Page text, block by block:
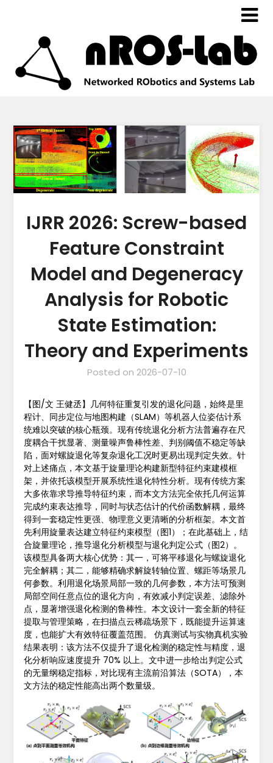
IJRR 2026: Screw-based
Feature Constraint
Model and Degeneracy
Analysis for Robotic
State Estimation:
Theory and Experiments
Posted on 2026-07-10
【图/文 王健丞】几何特征重复引发的退化问题，始终是里
程计、同步定位与地图构建（SLAM）等机器人位姿估计系
统难以突破的核心瓶颈。现有传统退化分析方法普遍存在尺
度耦合干扰显著、测量噪声鲁棒性差、判别阈值不稳定等缺
陷，面对螺旋退化等复杂退化工况时更易出现判定失效。针
对上述痛点，本文基于旋量理论构建新型特征约束建模框
架，并依托该模型开展系统性退化特性分析。现有传统方案
大多依靠求导推导特征约束，而本文方法完全依托几何运算
完成约束表达推导，同时与状态估计的代价函数解耦，最终
得到一套稳定性更强、物理意义更清晰的分析框架。本文首
先利用旋量表达建立特征约束模型（图1）；在此基础上，结
合旋量理论，推导退化分析模型与退化判定公式（图2）。
该模型具备两大核心优势：其一，可将平移退化与螺旋退化
完全解耦；其二，能够精确求解旋转轴位置、螺距等场景几
何参数。利用退化场景局部一致的几何参数，本方法可预测
局部空间任意点位的退化方向，有效减小判定误差、滤除外
点，显著增强退化检测的鲁棒性。本文设计一套全新的特征
提取与管理策略，在扫描点云稀疏场景下，既能提升运算速
度，也能扩大有效特征覆盖范围。 仿真测试与实物真机实验
结果表明：该方法不仅提升了退化检测的稳定性与精度，退
化分析响应速度提升 70% 以上。文中进一步给出判定公式
的无量纲稳定指标，对比现有主流前沿算法（SOTA），本
文方法的稳定性能高出两个数量级。